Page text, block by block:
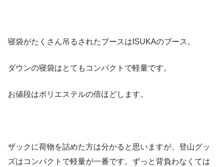
寝袋がたくさん吊るされたブースはISUKAのブース。
ダウンの寝袋はとてもコンパクトで軽量です。
お値段はポリエステルの倍ほどします。
ザックに荷物を詰めた方は分かると思いますが、登山グッ
ズはコンパクトで軽量が一番です。ずっと背負わなくては